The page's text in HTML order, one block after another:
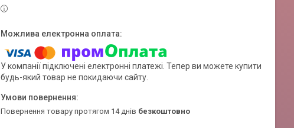
У компанії підключені електронні платежі. Тепер ви можете купити
будь-який товар не покидаючи сайту.
повернення товару протягом 14 днів безкоштовно